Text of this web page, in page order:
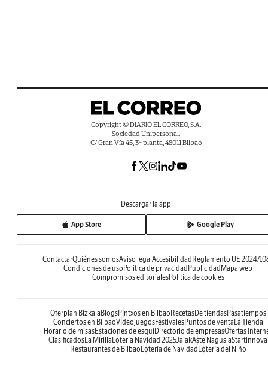
Copyright © DIARIO EL CORREO, S.A.
Sociedad Unipersonal.
C/ Gran Vía 45, 3ª planta, 48011 Bilbao
Descargar la app
App Store Google Play
ContactarQuiénes somosAviso legalAccesibilidadReglamento UE 2024/
Condiciones de usoPolítica de privacidadPublicidadMapa web
Compromisos editorialesPolítica de cookies
Oferplan BizkaiaBlogsPintxos en BilbaoRecetasDe tiendasPasatiempos
Conciertos en BilbaoVideojuegosFestivalesPuntos de ventaLa Tienda
Horario de misasEstaciones de esquíDirectorio de empresasOfertas
ClasificadosLa MirillaLotería Navidad 2025JaiakAste NagusiaStartinnova
Restaurantes de BilbaoLotería de NavidadLotería del Niño